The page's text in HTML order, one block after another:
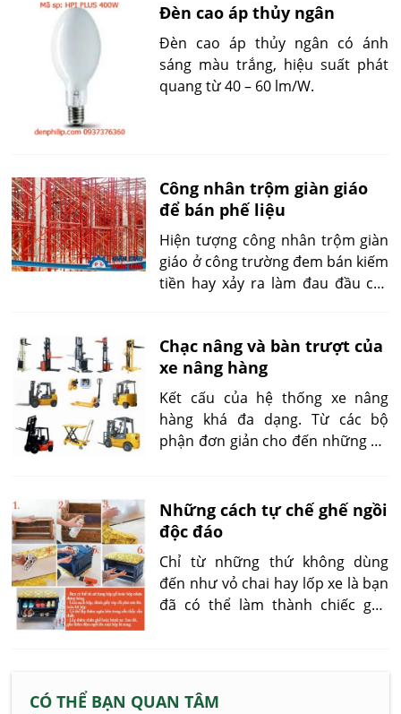
đèn Led cao áp được lắp đặt trên
đường.
Đèn cao áp thủy ngân
Đèn cao áp thủy ngân có ánh
sáng màu trắng, hiệu suất phát
quang từ 40 – 60 lm/W.
Công nhân trộm giàn giáo
để bán phế liệu
Hiện tượng công nhân trộm giàn
giáo ở công trường đem bán kiếm
tiền hay xảy ra làm đau đầu các
khiến tình trạng mất giàn giáo
diễn ra thường xuyên hơn.
Chạc nâng và bàn trượt của
xe nâng hàng
Kết cấu của hệ thống xe nâng
hàng khá đa dạng. Từ các bộ
phận đơn giản cho đến những bộ
các bộ phận của xe nâng.
Những cách tự chế ghế ngồi
độc đáo
Chỉ từ những thứ không dùng
đến như vỏ chai hay lốp xe là bạn
đã có thể làm thành chiếc ghế
CÓ THỂ BẠN QUAN TÂM